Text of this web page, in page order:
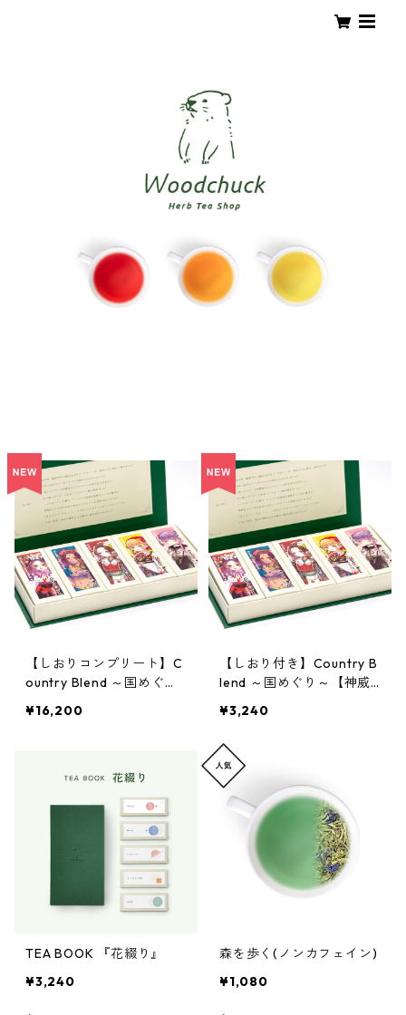
【しおりコンプリート】C
ountry Blend ～国めぐり
きデザイン】
¥16,200
【しおり付き】Country B
lend ～国めぐり～【神威
¥3,240
TEA BOOK 『花綴り』
¥3,240
森を歩く(ノンカフェイン)
¥1,080